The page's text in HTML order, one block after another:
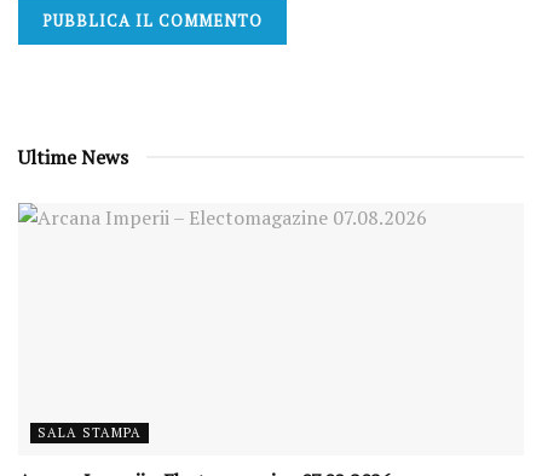
Ultime News
SALA STAMPA